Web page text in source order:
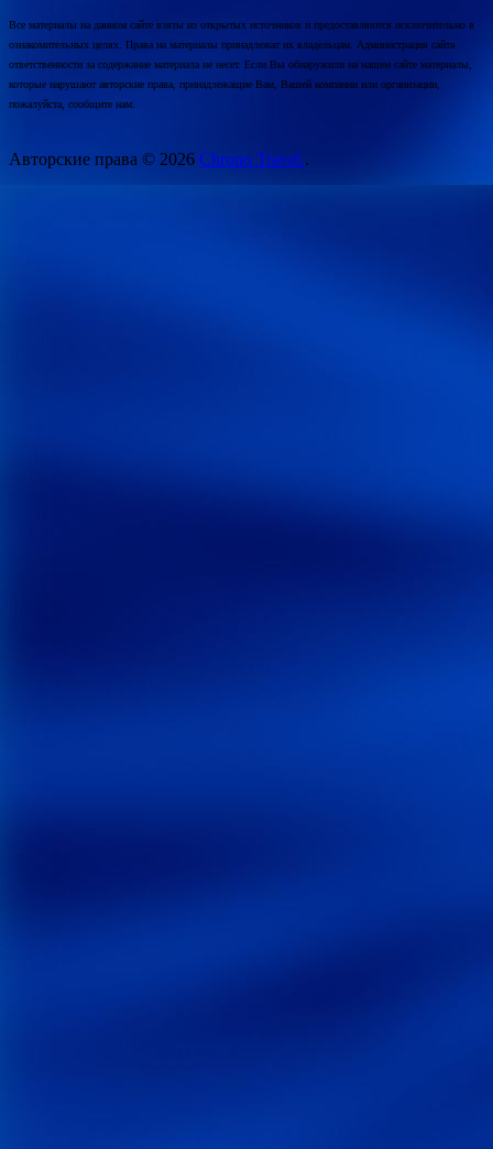
Все материалы на данном сайте взяты из открытых источников и предоставляются исключительно в
ознакомительных целях. Права на материалы принадлежат их владельцам. Администрация сайта
ответственности за содержание материала не несет. Если Вы обнаружили на нашем сайте материалы,
которые нарушают авторские права, принадлежащие Вам, Вашей компании или организации,
пожалуйста, сообщите нам.
Авторские права © 2026 Chrono Travel..